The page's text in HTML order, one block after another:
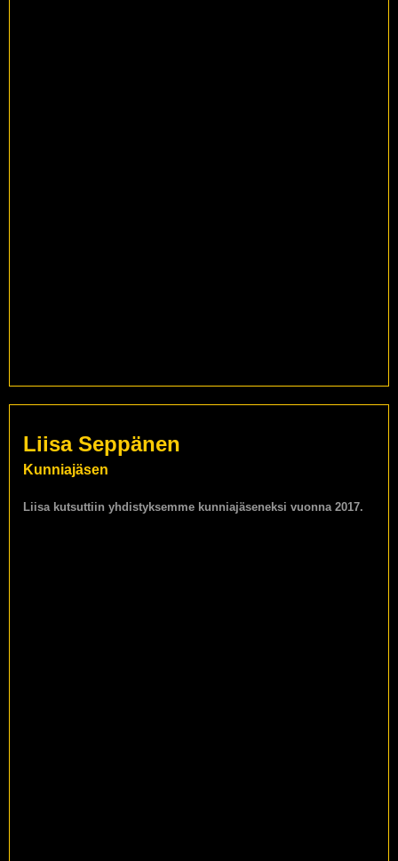
Liisa Seppänen
Kunniajäsen
Liisa kutsuttiin yhdistyksemme kunniajäseneksi vuonna 2017.